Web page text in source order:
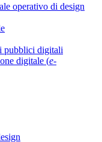
operativo di design
pubblici digitali
digitale (e-